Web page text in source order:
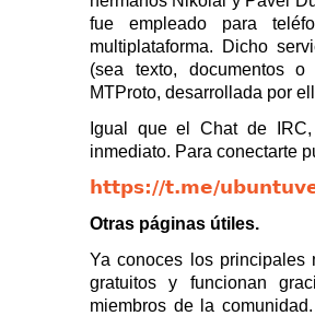
fue empleado para
multiplataforma. Dicho
(sea texto, documentos
MTProto, desarrollada por
Igual que el Chat de
inmediato. Para conectarte
https://t.me/
Otras páginas útiles.
Ya conoces los principales
gratuitos y funcionan
miembros de la